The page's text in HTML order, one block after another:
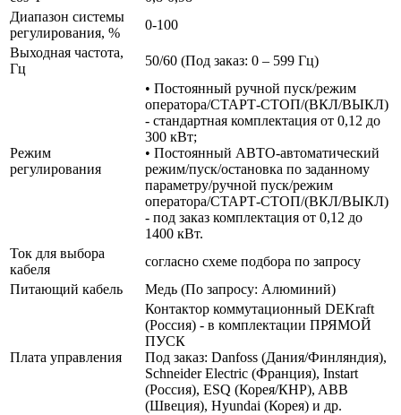
Диапазон системы
регулирования, %
0-100
Выходная частота,
Гц
50/60 (Под заказ: 0 – 599 Гц)
Режим
регулирования
• Постоянный ручной пуск/режим
оператора/СТАРТ-СТОП/(ВКЛ/ВЫКЛ)
- стандартная комплектация от 0,12 до
300 кВт;
• Постоянный АВТО-автоматический
режим/пуск/остановка по заданному
параметру/ручной пуск/режим
оператора/СТАРТ-СТОП/(ВКЛ/ВЫКЛ)
- под заказ комплектация от 0,12 до
1400 кВт.
Ток для выбора
кабеля
согласно схеме подбора по запросу
Питающий кабель
Медь (По запросу: Алюминий)
Плата управления
Контактор коммутационный DEKraft
(Россия) - в комплектации ПРЯМОЙ
ПУСК
Под заказ: Danfoss (Дания/Финляндия),
Schneider Electric (Франция), Instart
(Россия), ESQ (Корея/КНР), ABB
(Швеция), Hyundai (Корея) и др.